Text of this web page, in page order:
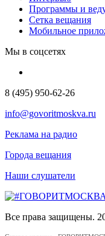
Программы и
Сетка вещания
Мобильное
Мы в соцсетях
8 (495) 950-62-26
info@govoritmoskva.ru
Реклама на радио
Города вещания
Наши слушатели
Все права защищены.